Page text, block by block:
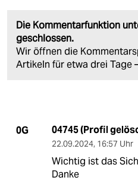
Die Kommentarfunktion
geschlossen.
Wir öffnen die
Artikeln für etwa drei Tage
0G 04745 (Profil
22.09.2024, 16:57 Uhr
Wichtig ist das
Danke